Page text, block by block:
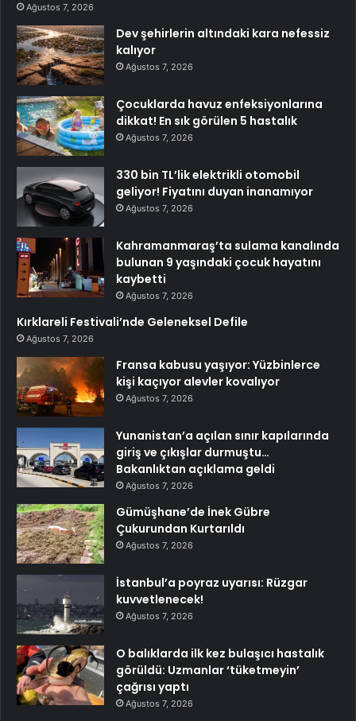
Ağustos 7, 2026
Dev şehirlerin altındaki kara nefessiz
kalıyor
Ağustos 7, 2026
Çocuklarda havuz enfeksiyonlarına
dikkat! En sık görülen 5 hastalık
Ağustos 7, 2026
330 bin TL’lik elektrikli otomobil
geliyor! Fiyatını duyan inanamıyor
Ağustos 7, 2026
Kahramanmaraş’ta sulama kanalında
bulunan 9 yaşındaki çocuk hayatını
kaybetti
Ağustos 7, 2026
Kırklareli Festivali’nde Geleneksel Defile
Ağustos 7, 2026
Fransa kabusu yaşıyor: Yüzbinlerce
kişi kaçıyor alevler kovalıyor
Ağustos 7, 2026
Yunanistan’a açılan sınır kapılarında
giriş ve çıkışlar durmuştu…
Bakanlıktan açıklama geldi
Ağustos 7, 2026
Gümüşhane’de İnek Gübre
Çukurundan Kurtarıldı
Ağustos 7, 2026
İstanbul’a poyraz uyarısı: Rüzgar
kuvvetlenecek!
Ağustos 7, 2026
O balıklarda ilk kez bulaşıcı hastalık
görüldü: Uzmanlar ‘tüketmeyin’
çağrısı yaptı
Ağustos 7, 2026